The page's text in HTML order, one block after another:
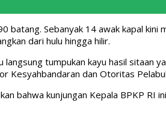
batang. Sebanyak 14 awak kapal
dari hulu hingga hilir.
tumpukan kayu hasil sitaan
dan Otoritas
bahwa kunjungan Kepala BPKP